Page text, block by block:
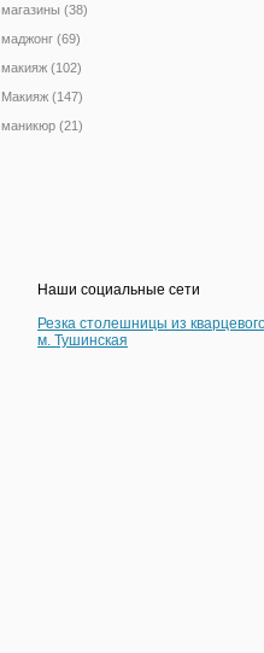
магазины (38)
маджонг (69)
макияж (102)
Макияж (147)
маникюр (21)
Наши социальные сети
Резка столешницы из
м. Тушинская